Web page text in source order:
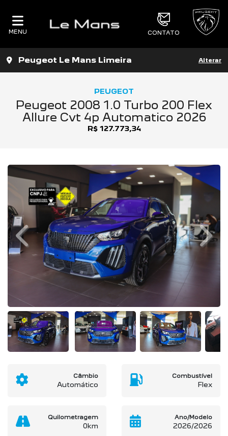
MENU CONTATO
Peugeot Le Mans Limeira Alterar
PEUGEOT
Peugeot 2008 1.0 Turbo 200 Flex
Allure Cvt 4p Automatico 2026
R$ 127.773,34
Previous Next
Câmbio
Automático
Combustível
Flex
Quilometragem
0km
Ano/Modelo
2026/2026